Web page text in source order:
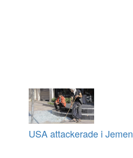
USA attackerade i Jemen